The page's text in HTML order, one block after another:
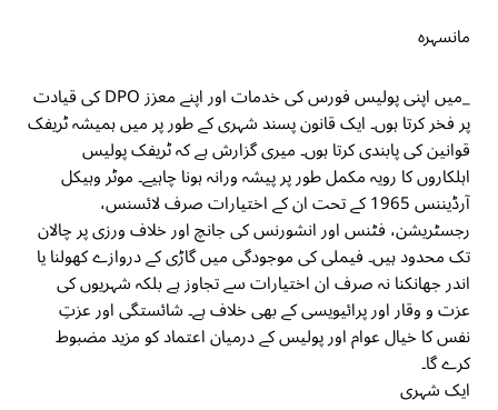
مانسہرہ
_میں اپنی پولیس فورس کی خدمات اور اپنے معزز DPO کی قیادت
پر فخر کرتا ہوں۔ ایک قانون پسند شہری کے طور پر میں ہمیشہ ٹریفک
قوانین کی پابندی کرتا ہوں۔ میری گزارش ہے کہ ٹریفک پولیس
اہلکاروں کا رویہ مکمل طور پر پیشہ ورانہ ہونا چاہیے۔ موٹر وہیکل
آرڈیننس 1965 کے تحت ان کے اختیارات صرف لائسنس،
رجسٹریشن، فٹنس اور انشورنس کی جانچ اور خلاف ورزی پر چالان
تک محدود ہیں۔ فیملی کی موجودگی میں گاڑی کے دروازے کھولنا یا
اندر جھانکنا نہ صرف ان اختیارات سے تجاوز ہے بلکہ شہریوں کی
عزت و وقار اور پرائیویسی کے بھی خلاف ہے۔ شائستگی اور عزتِ
نفس کا خیال عوام اور پولیس کے درمیان اعتماد کو مزید مضبوط
کرے گا۔
ایک شہری